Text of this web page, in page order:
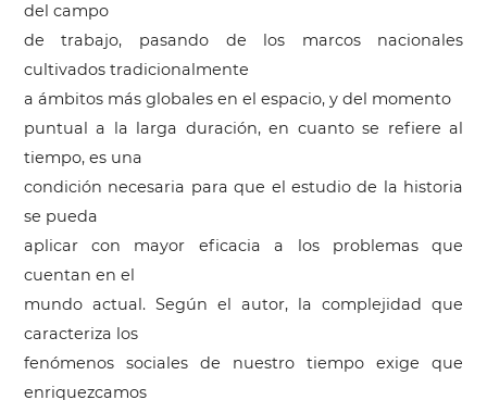
del campo
de trabajo, pasando de los marcos nacionales
cultivados tradicionalmente
a ámbitos más globales en el espacio, y del momento
puntual a la larga duración, en cuanto se refiere al
tiempo, es una
condición necesaria para que el estudio de la historia
se pueda
aplicar con mayor eficacia a los problemas que
cuentan en el
mundo actual. Según el autor, la complejidad que
caracteriza los
fenómenos sociales de nuestro tiempo exige que
enriquezcamos